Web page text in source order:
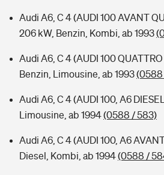
Audi A6, C 4 (AUDI 100 AVANT
206 kW, Benzin, Kombi, ab 1993
Audi A6, C 4 (AUDI 100
Benzin, Limousine, ab 1993(0588
Audi A6, C 4 (AUDI 100, A6
Limousine, ab 1994(0588 / 583)
Audi A6, C 4 (AUDI 100, A6
Diesel, Kombi, ab 1994(0588 /